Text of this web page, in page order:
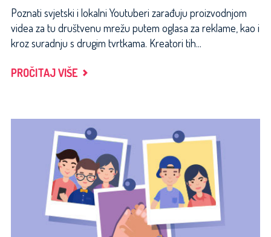
Poznati svjetski i lokalni Youtuberi zarađuju proizvodnjom
videa za tu društvenu mrežu putem oglasa za reklame, kao i
kroz suradnju s drugim tvrtkama. Kreatori tih...
PROČITAJ VIŠE "ISPLATI
BITI
YOUTUBER?"